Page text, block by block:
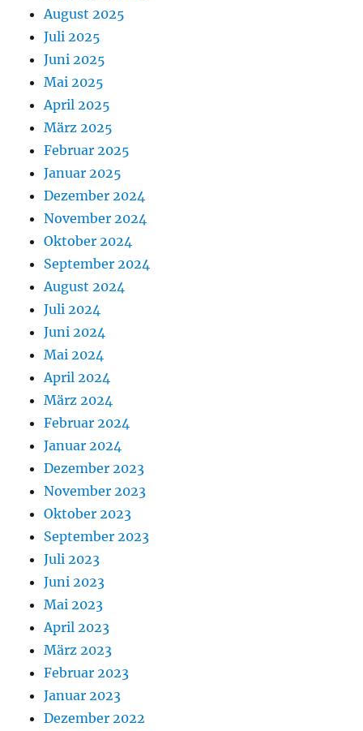
August 2025
Juli 2025
Juni 2025
Mai 2025
April 2025
März 2025
Februar 2025
Januar 2025
Dezember 2024
November 2024
Oktober 2024
September 2024
August 2024
Juli 2024
Juni 2024
Mai 2024
April 2024
März 2024
Februar 2024
Januar 2024
Dezember 2023
November 2023
Oktober 2023
September 2023
Juli 2023
Juni 2023
Mai 2023
April 2023
März 2023
Februar 2023
Januar 2023
Dezember 2022